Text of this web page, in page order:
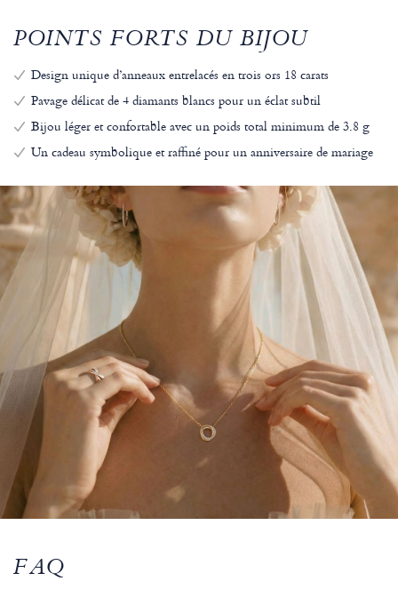
POINTS FORTS DU BIJOU
Design unique d’anneaux entrelacés en trois ors 18 carats
Pavage délicat de 4 diamants blancs pour un éclat subtil
Bijou léger et confortable avec un poids total minimum de 3.8 g
Un cadeau symbolique et raffiné pour un anniversaire de mariage
FAQ